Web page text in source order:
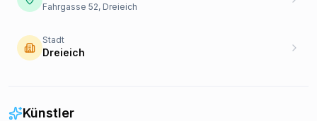
Fahrgasse 52, Dreieich
Stadt
Dreieich
Künstler